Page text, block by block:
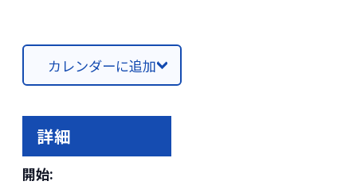
カレンダーに追加
詳細
開始: